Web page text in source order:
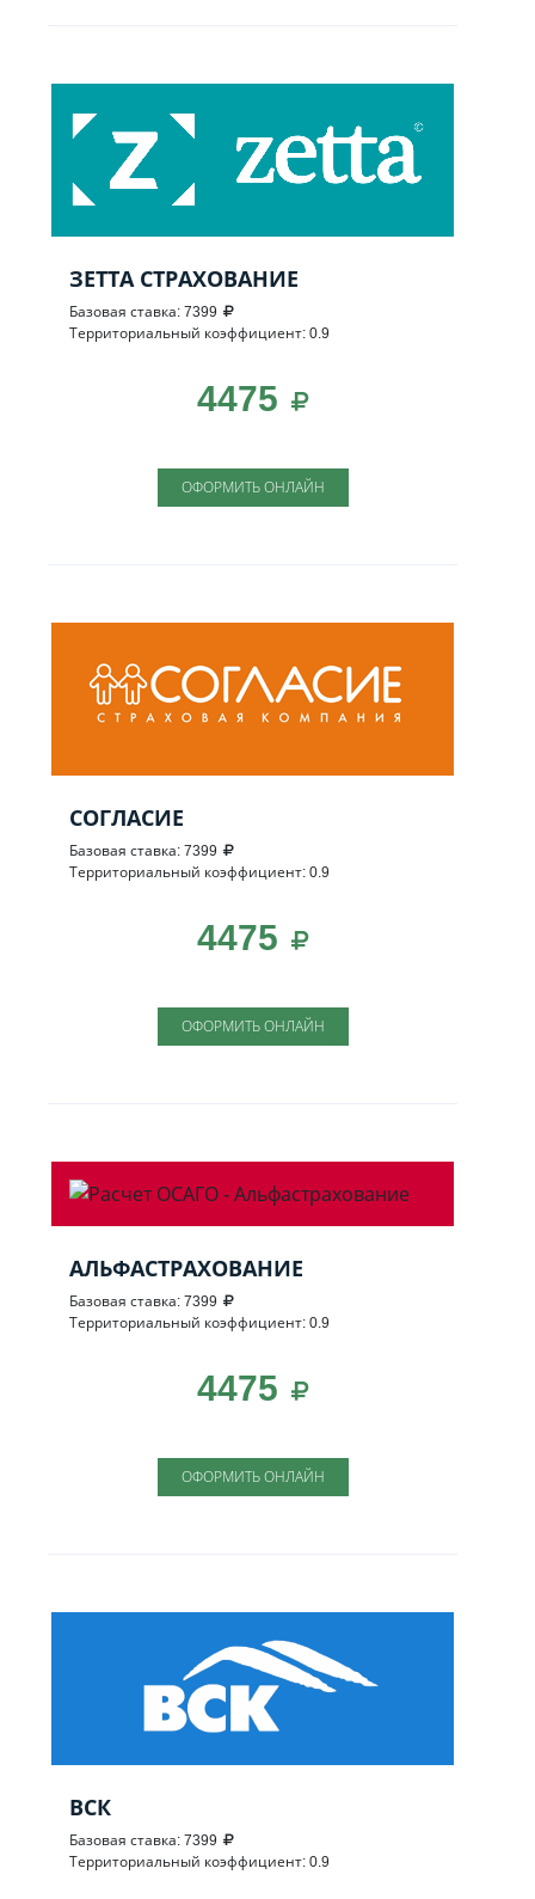
ЗЕТТА СТРАХОВАНИЕ
Базовая ставка: 7399
Территориальный коэффициент: 0.9
4475
ОФОРМИТЬ ОНЛАЙН
СОГЛАСИЕ
Базовая ставка: 7399
Территориальный коэффициент: 0.9
4475
ОФОРМИТЬ ОНЛАЙН
АЛЬФАСТРАХОВАНИЕ
Базовая ставка: 7399
Территориальный коэффициент: 0.9
4475
ОФОРМИТЬ ОНЛАЙН
ВСК
Базовая ставка: 7399
Территориальный коэффициент: 0.9